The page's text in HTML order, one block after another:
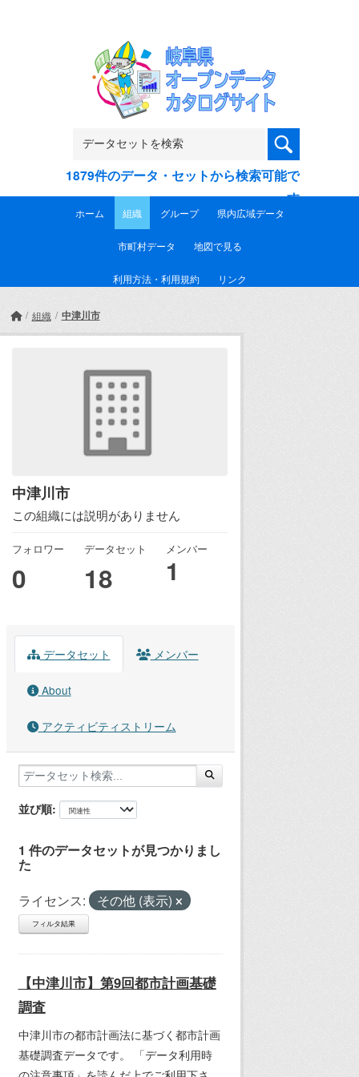
1879件のデータ・セットから検索可能で
す
ホーム 組織 グループ 県内広域データ
市町村データ 地図で見る
利用方法・利用規約 リンク
組織 中津川市
中津川市
この組織には説明がありません
フォロワー
0
データセット
18
メンバー
1
データセット メンバー
About
アクティビティストリーム
並び順
1 件のデータセットが見つかりまし
た
ライセンス: その他 (表示)
フィルタ結果
【中津川市】第9回都市計画基礎
調査
中津川市の都市計画法に基づく都市計画
基礎調査データです。 「データ利用時